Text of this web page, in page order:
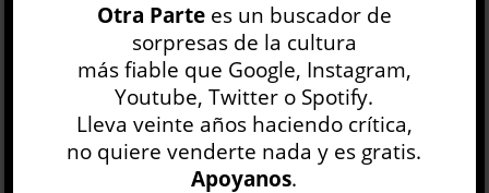
Adaptar literatura al teatro no es cosa fácil. En
este caso, Desertoras se propone algo aún más
complejo, hac...
LEER MÁS
Otra Partees un buscador de
sorpresas de la cultura
más fiable que Google, Instagram,
Youtube, Twitter o Spotify.
Lleva veinte años haciendo crítica,
no quiere venderte nada y es gratis.
Apoyanos.